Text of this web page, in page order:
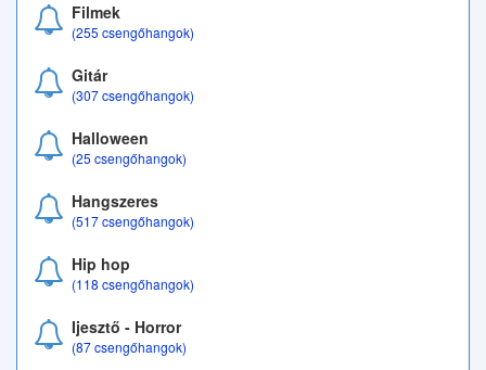
Filmek
(255 csengőhangok)
Gitár
(307 csengőhangok)
Halloween
(25 csengőhangok)
Hangszeres
(517 csengőhangok)
Hip hop
(118 csengőhangok)
Ijesztő - Horror
(87 csengőhangok)